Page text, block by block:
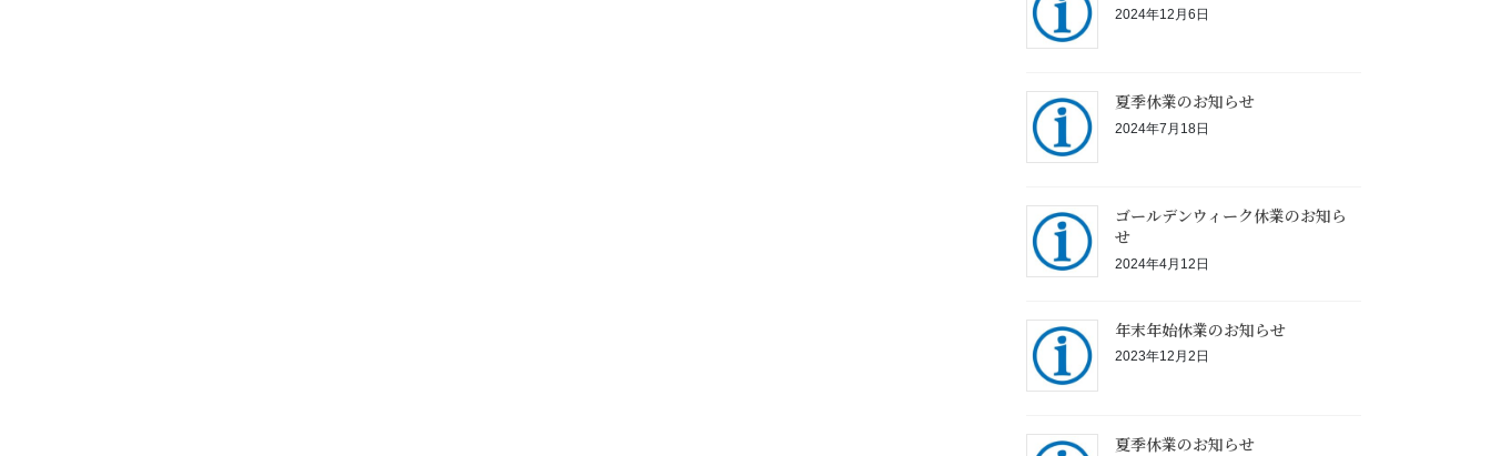
2024年12月6日
夏季休業のお知らせ
2024年7月18日
ゴールデンウィーク休業のお知ら
せ
2024年4月12日
年末年始休業のお知らせ
2023年12月2日
夏季休業のお知らせ